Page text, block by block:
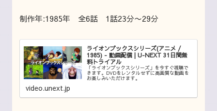
制作年:1985年 全6話 1話23分〜29分
ライオンブックスシリーズ(アニメ /
1985) - 動画配信 | U-NEXT 31日間無
料トライアル
「ライオンブックスシリーズ」を今すぐ視聴で
きます。DVDをレンタルせずに高画質な動画を
お楽しみいただけます。
video.unext.jp